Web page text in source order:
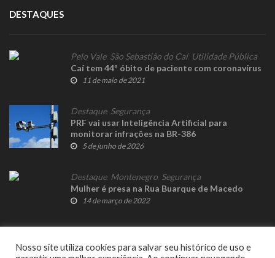
DESTAQUES
Pelo Vale, São Sebastião do Caí, Utilidade Pública
Caí tem 44º óbito de paciente com coronavírus
11 de maio de 2021
Destaque, Segurança
PRF vai usar Inteligência Artificial para
monitorar infrações na BR-386
5 de junho de 2026
Destaque, Montenegro Segurança
Mulher é presa na Rua Buarque de Macedo
14 de março de 2022
Nosso site utiliza cookies para salvar seu histórico de uso e